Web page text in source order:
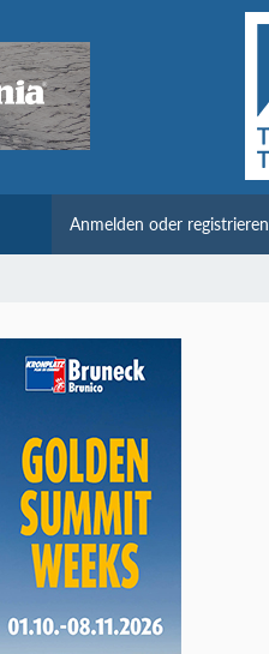
Anmelden oder registrieren